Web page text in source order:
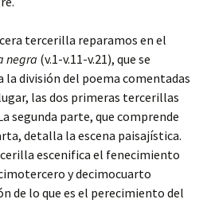
tercerilla reparamos en el
negra (v.1-v.11-v.21), que se
división del poema comentadas
las dos primeras tercerillas
segunda parte, que comprende
detalla la escena paisajística.
escenifica el fenecimiento
y decimocuarto
de lo que es el perecimiento del